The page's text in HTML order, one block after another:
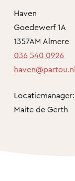
Haven
Goedewerf 1A
1357AM Almere
036 540 0926
haven@partou.nl
Locatiemanager:
Maite de Gerth